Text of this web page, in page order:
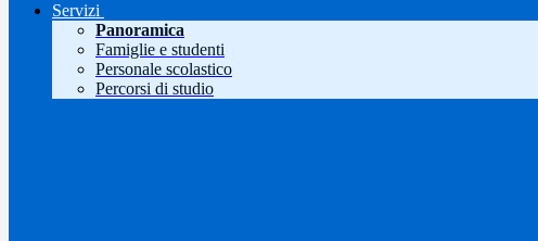
Servizi
Panoramica
Famiglie e studenti
Personale scolastico
Percorsi di studio